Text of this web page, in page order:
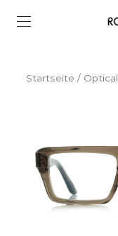
Startseite / Optical